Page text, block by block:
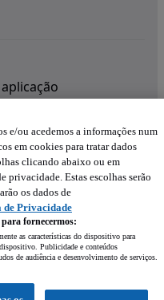
e/ou acedemos a informações num
em cookies para tratar dados
clicando abaixo ou em
Estas escolhas serão
os dados de
de Privacidade
fornecermos:
as características do dispositivo para
Publicidade e conteúdos
de audiência e desenvolvimento de serviços.